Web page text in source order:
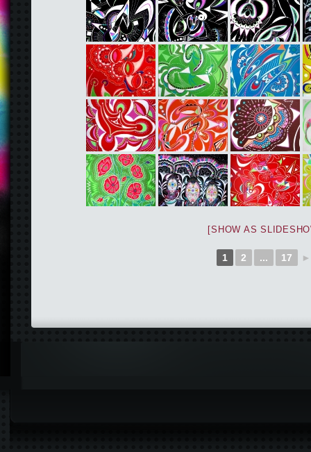
[SHOW AS
1 2 ... 17 ►